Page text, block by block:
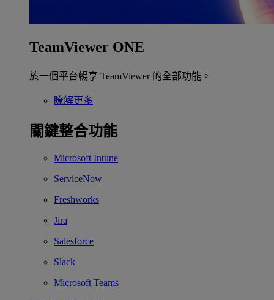
TeamViewer ONE
於一個平台暢享 TeamViewer 的全部功能。
瞭解更多
關鍵整合功能
Microsoft Intune
ServiceNow
Freshworks
Jira
Salesforce
Slack
Microsoft Teams